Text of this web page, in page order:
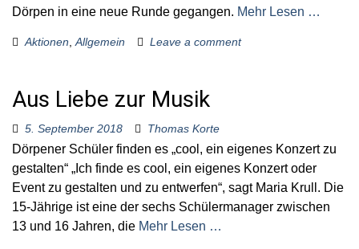
Dörpen in eine neue Runde gegangen. Mehr Lesen …
Aktionen Allgemein Leave a comment
Aus Liebe zur Musik
5. September 2018 Thomas Korte
Dörpener Schüler finden es „cool, ein eigenes Konzert zu
gestalten“ „Ich finde es cool, ein eigenes Konzert oder
Event zu gestalten und zu entwerfen“, sagt Maria Krull. Die
15-Jährige ist eine der sechs Schülermanager zwischen
13 und 16 Jahren, die Mehr Lesen …